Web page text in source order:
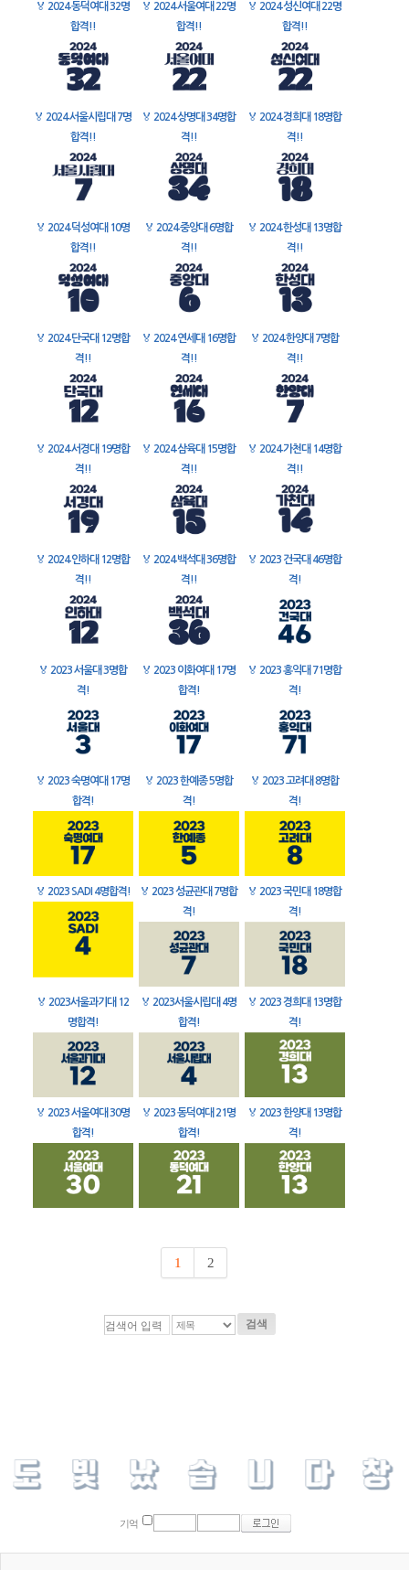
🏅 2024 동덕여대 32명
합격!!
🏅 2024 서울여대 22명
합격!!
🏅 2024 성신여대 22명
합격!!
🏅 2024 서울시립대 7명
합격!!
🏅 2024 상명대 34명합
격!!
🏅 2024 경희대 18명합
격!!
🏅 2024 덕성여대 10명
합격!!
🏅 2024 중앙대 6명합
격!!
🏅 2024 한성대 13명합
격!!
🏅 2024 단국대 12명합
격!!
🏅 2024 연세대 16명합
격!!
🏅 2024 한양대 7명합
격!!
🏅 2024 서경대 19명합
격!!
🏅 2024 삼육대 15명합
격!!
🏅 2024 가천대 14명합
격!!
🏅 2024 인하대 12명합
격!!
🏅 2024 백석대 36명합
격!!
🏅 2023 건국대 46명합
격!
🏅 2023 서울대 3명합
격!
🏅 2023 이화여대 17명
합격!
🏅 2023 홍익대 71명합
격!
🏅 2023 숙명여대 17명
합격!
🏅 2023 한예종 5명합
격!
🏅 2023 고려대 8명합
격!
🏅 2023 SADI 4명합격! 🏅 2023 성균관대 7명합
격!
🏅 2023 국민대 18명합
격!
🏅 2023서울과기대 12
명합격!
🏅 2023서울시립대 4명
합격!
🏅 2023 경희대 13명합
격!
🏅 2023 서울여대 30명
합격!
🏅 2023 동덕여대 21명
합격!
🏅 2023 한양대 13명합
격!
1 2
검색
기억